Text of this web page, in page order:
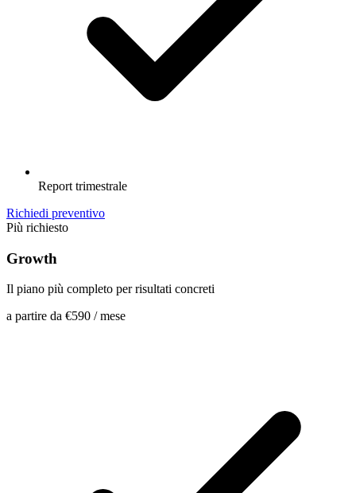
Report trimestrale
Richiedi preventivo
Più richiesto
Growth
Il piano più completo per risultati concreti
a partire da €590 / mese